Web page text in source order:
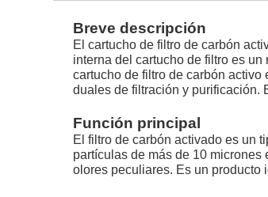
Breve descripción
El cartucho de filtro de carbón
interna del cartucho de filtro es
cartucho de filtro de carbón
duales de filtración y purificación.
Función principal
El filtro de carbón activado es un
partículas de más de 10
olores peculiares. Es un producto